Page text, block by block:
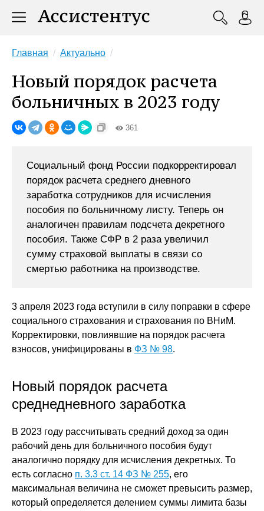
Главная Актуально
Новый порядок расчета
больничных в 2023 году
361
Социальный фонд России подкорректировал
порядок расчета среднего дневного
заработка сотрудников для исчисления
пособия по больничному листу. Теперь он
аналогичен правилам подсчета декретного
пособия. Также СФР в 2 раза увеличил
сумму страховой выплаты в связи со
смертью работника на производстве.
3 апреля 2023 года вступили в силу поправки в сфере
социального страхования и страхования по ВНиМ.
Корректировки, повлиявшие на порядок расчета
взносов, унифицированы в ФЗ № 98.
Новый порядок расчета
среднедневного заработка
В 2023 году рассчитывать средний доход за один
рабочий день для больничного пособия будут
аналогично порядку для исчисления декретных. То
есть согласно п. 3.3 ст. 14 ФЗ № 255, его
максимальная величина не сможет превысить размер,
который определяется делением суммы лимита базы